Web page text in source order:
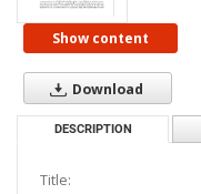
Show content
Download
DESCRIPTION
Title: